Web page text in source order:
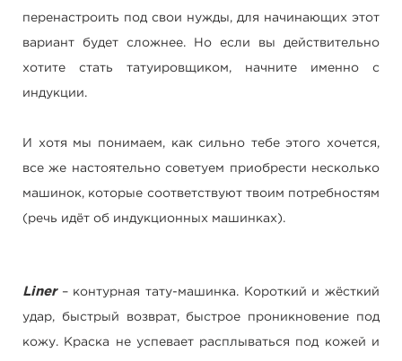
перенастроить под свои нужды, для начинающих этот
вариант будет сложнее. Но если вы действительно
хотите стать татуировщиком, начните именно с
индукции.
И хотя мы понимаем, как сильно тебе этого хочется,
все же настоятельно советуем приобрести несколько
машинок, которые соответствуют твоим потребностям
(речь идёт об индукционных машинках).
Liner– контурная тату-машинка. Короткий и жёсткий
удар, быстрый возврат, быстрое проникновение под
кожу. Краска не успевает расплываться под кожей и